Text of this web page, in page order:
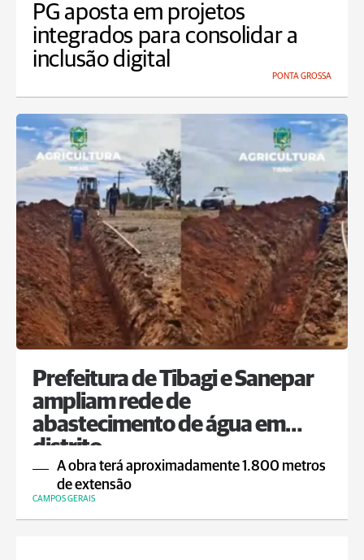
PG aposta em projetos
integrados para consolidar a
inclusão digital
PONTA GROSSA
Prefeitura de Tibagi e Sanepar
ampliam rede de
abastecimento de água em
distrito
A obra terá aproximadamente 1.800 metros
de extensão
CAMPOS GERAIS